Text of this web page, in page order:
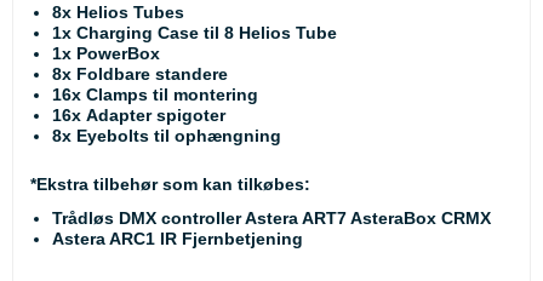
8x Helios Tubes
1x Charging Case til 8 Helios Tube
1x PowerBox
8x Foldbare standere
16x Clamps til montering
16x Adapter spigoter
8x Eyebolts til ophængning
*Ekstra tilbehør som kan tilkøbes:
Trådløs DMX controller Astera ART7 AsteraBox CRMX
Astera ARC1 IR Fjernbetjening